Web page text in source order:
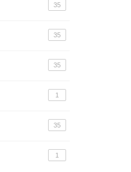
35
35
35
1
35
1